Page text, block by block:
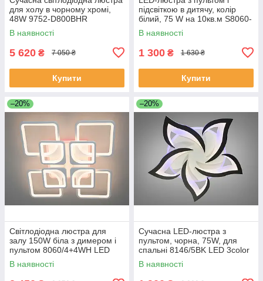
для холу в чорному хромі,
48W 9752-D800BHR
В наявності
5 620 ₴ 7 050 ₴
Купити
підсвіткою в дитячу, колір
білий, 75 W на 10кв.м S8060-
4WH-LS
В наявності
1 300 ₴ 1 630 ₴
Купити
–20%
Світлодіодна люстра для
залу 150W біла з димером і
пультом 8060/4+4WH LED
3color dimmer
В наявності
–20%
Сучасна LED-люстра з
пультом, чорна, 75W, для
спальні 8146/5BK LED 3color
dimmer
В наявності